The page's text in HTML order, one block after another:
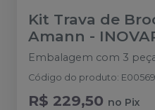
Kit Trava de
Amann -
Embalagem com 3
Código do produto: E00569
R$ 229,50 no Pix